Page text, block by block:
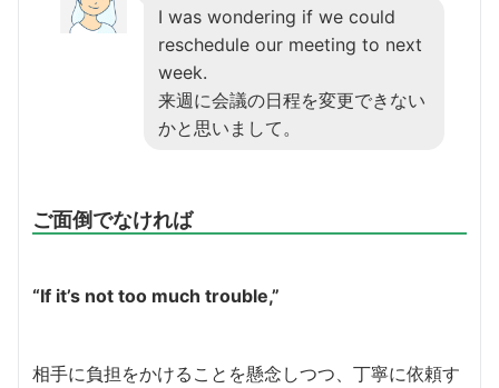
I was wondering if we could
reschedule our meeting to next
week.
来週に会議の日程を変更できない
かと思いまして。
ご面倒でなければ
“If it’s not too much trouble,”
相手に負担をかけることを懸念しつつ、丁寧に依頼す